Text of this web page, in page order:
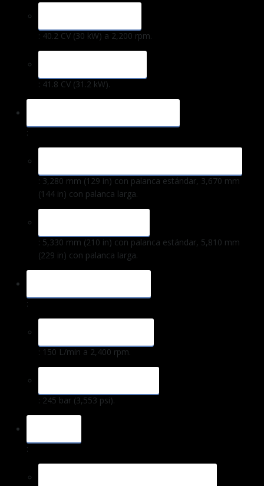
: 40.2 CV (30 kW) a 2,200 rpm.
: 41.8 CV (31.2 kW).
:
: 3,280 mm (129 in) con palanca estándar, 3,670 mm
(144 in) con palanca larga.
: 5,330 mm (210 in) con palanca estándar, 5,810 mm
(229 in) con palanca larga.
:
: 150 L/min a 2,400 rpm.
: 245 bar (3,553 psi).
: